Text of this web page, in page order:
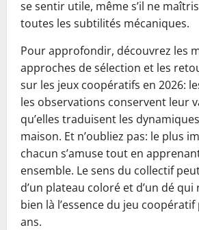
se sentir utile, même s’il ne
toutes les subtilités mécaniques.
Pour approfondir, découvrez les
approches de sélection et les
sur les jeux coopératifs en 2026:
les observations conservent leur
qu’elles traduisent les
maison. Et n’oubliez pas: le plus
chacun s’amuse tout en
ensemble. Le sens du collectif
d’un plateau coloré et d’un dé qui
bien là l’essence du jeu
ans.